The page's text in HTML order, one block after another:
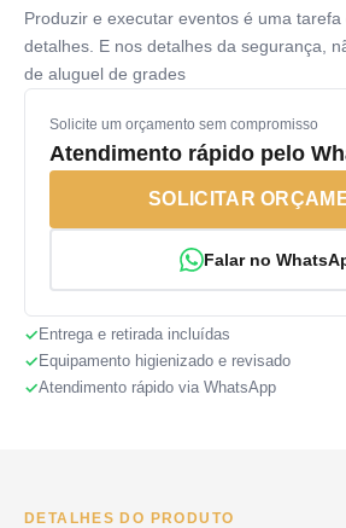
Produzir e executar eventos é uma
detalhes. E nos detalhes da segurança,
de aluguel de grades
Solicite um orçamento sem compromisso
Atendimento rápido pelo
SOLICITAR
Falar no
Entrega e retirada incluídas
Equipamento higienizado e revisado
Atendimento rápido via WhatsApp
DETALHES DO PRODUTO